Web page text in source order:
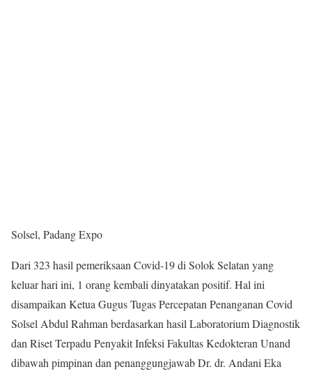
Solsel, Padang Expo
Dari 323 hasil pemeriksaan Covid-19 di Solok Selatan yang
keluar hari ini, 1 orang kembali dinyatakan positif. Hal ini
disampaikan Ketua Gugus Tugas Percepatan Penanganan Covid
Solsel Abdul Rahman berdasarkan hasil Laboratorium Diagnostik
dan Riset Terpadu Penyakit Infeksi Fakultas Kedokteran Unand
dibawah pimpinan dan penanggungjawab Dr. dr. Andani Eka